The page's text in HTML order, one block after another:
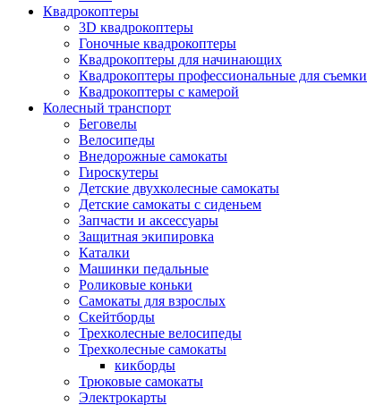
Квадрокоптеры
3D квадрокоптеры
Гоночные квадрокоптеры
Квадрокоптеры для начинающих
Квадрокоптеры профессиональные для съемки
Квадрокоптеры с камерой
Колесный транспорт
Беговелы
Велосипеды
Внедорожные самокаты
Гироскутеры
Детские двухколесные самокаты
Детские самокаты с сиденьем
Запчасти и аксессуары
Защитная экипировка
Каталки
Машинки педальные
Роликовые коньки
Самокаты для взрослых
Скейтборды
Трехколесные велосипеды
Трехколесные самокаты
кикборды
Трюковые самокаты
Электрокарты